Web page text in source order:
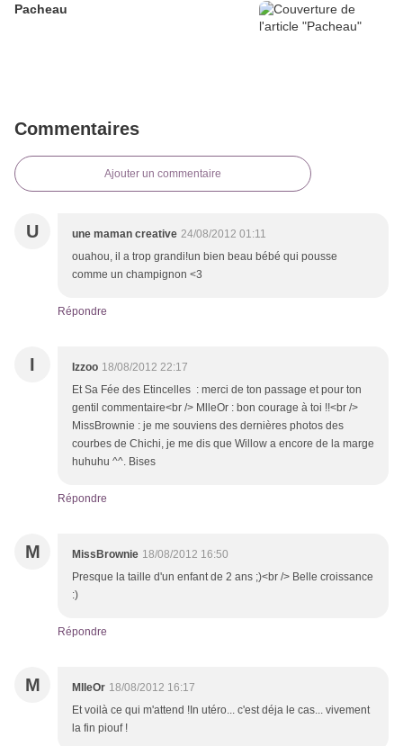
Pacheau
Commentaires
Ajouter un commentaire
U une maman creative 24/08/2012 01:11
ouahou, il a trop grandi!un bien beau bébé qui pousse
comme un champignon <3
Répondre
I Izzoo 18/08/2012 22:17
Et Sa Fée des Etincelles : merci de ton passage et pour ton
gentil commentaire<br /> MlleOr : bon courage à toi !!<br />
MissBrownie : je me souviens des dernières photos des
courbes de Chichi, je me dis que Willow a encore de la marge
huhuhu ^^. Bises
Répondre
M MissBrownie 18/08/2012 16:50
Presque la taille d'un enfant de 2 ans ;)<br /> Belle croissance
:)
Répondre
M MlleOr 18/08/2012 16:17
Et voilà ce qui m'attend !In utéro... c'est déja le cas... vivement
la fin piouf !